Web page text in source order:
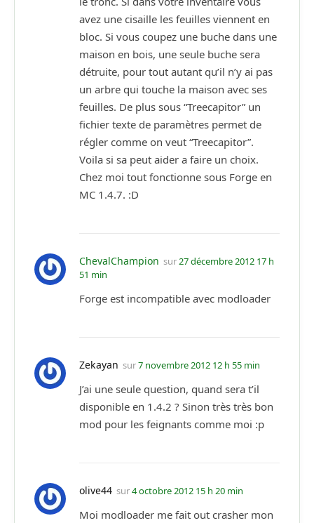
avez une cisaille les feuilles viennent en
bloc. Si vous coupez une buche dans une
maison en bois, une seule buche sera
détruite, pour tout autant qu’il n’y ai pas
un arbre qui touche la maison avec ses
feuilles. De plus sous “Treecapitor” un
fichier texte de paramètres permet de
régler comme on veut “Treecapitor”.
Voila si sa peut aider a faire un choix.
Chez moi tout fonctionne sous Forge en
MC 1.4.7. :D
ChevalChampion sur 27 décembre 2012 17 h
51 min
Forge est incompatible avec modloader
Zekayan sur7 novembre 2012 12 h 55 min
J’ai une seule question, quand sera t’il
disponible en 1.4.2 ? Sinon très très bon
mod pour les feignants comme moi :p
olive44 sur4 octobre 2012 15 h 20 min
Moi modloader me fait out crasher mon